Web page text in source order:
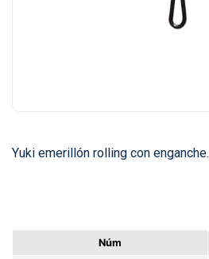
Yuki emerillón rolling con enganche.
Núm